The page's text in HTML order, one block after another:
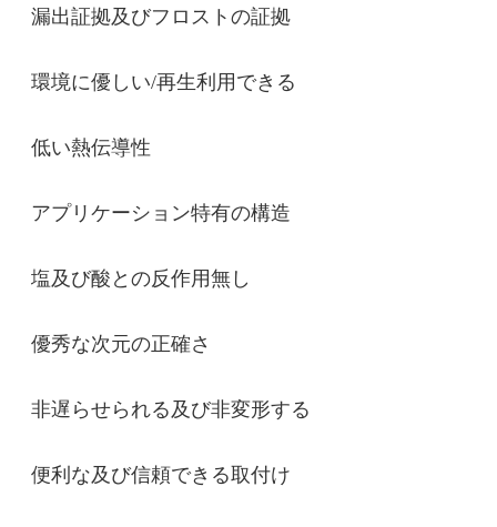
漏出証拠及びフロストの証拠
環境に優しい/再生利用できる
低い熱伝導性
アプリケーション特有の構造
塩及び酸との反作用無し
優秀な次元の正確さ
非遅らせられる及び非変形する
便利な及び信頼できる取付け